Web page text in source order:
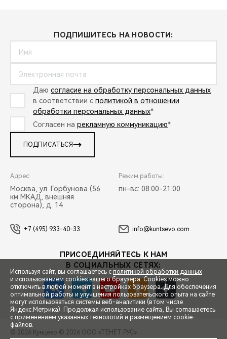
СПЕЦПРЕДЛОЖЕНИЯ
ЗАПИСЬ НА ТЕСТ-ДРАЙВ
ПОДПИШИТЕСЬ НА НОВОСТИ:
Даю согласие на обработку персональных данных
в соответствии с политикой в отношении
обработки персональных данных*
Согласен на рекламную коммуникацию*
ПОДПИСАТЬСЯ
Адрес:
Москва, ул. Горбунова (56
км МКАД, внешняя
сторона), д. 14
Режим работы:
пн-вс: 08:00-21:00
+7 (495) 933-40-33 info@kuntsevo.com
ПРИСОЕДИНЯЙТЕСЬ К НАМ
В СОЦИАЛЬНЫХ СЕТЯХ:
© 2026 Кунцево © 2026 ООО «ТЕНЕТ РУС»
Используя сайт, вы соглашаетесь с политикой обработки данных
и использованием cookies вашего браузера. Cookies можно
отключить в любой момент в настройках браузера. Для обеспечения
оптимальной работы и улучшения пользовательского опыта на сайте
могут использоваться системы веб-аналитики (в том числе
Яндекс.Метрика). Продолжая использование сайта, Вы соглашаетесь
с применением указанных технологий и размещением cookie-
файлов.